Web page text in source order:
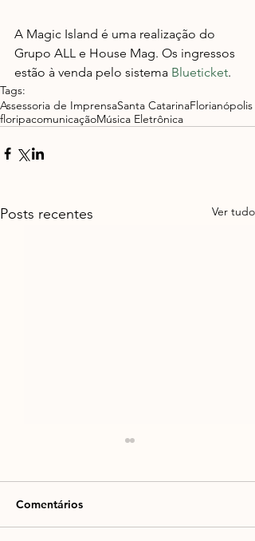
A Magic Island é uma realização do
Grupo ALL e House Mag. Os ingressos
estão à venda pelo sistema Blueticket.
Tags:
Assessoria de ImprensaSanta CatarinaFlorianópolis
floripacomunicaçãoMúsica Eletrônica
Posts recentes Ver tudo
Comentários